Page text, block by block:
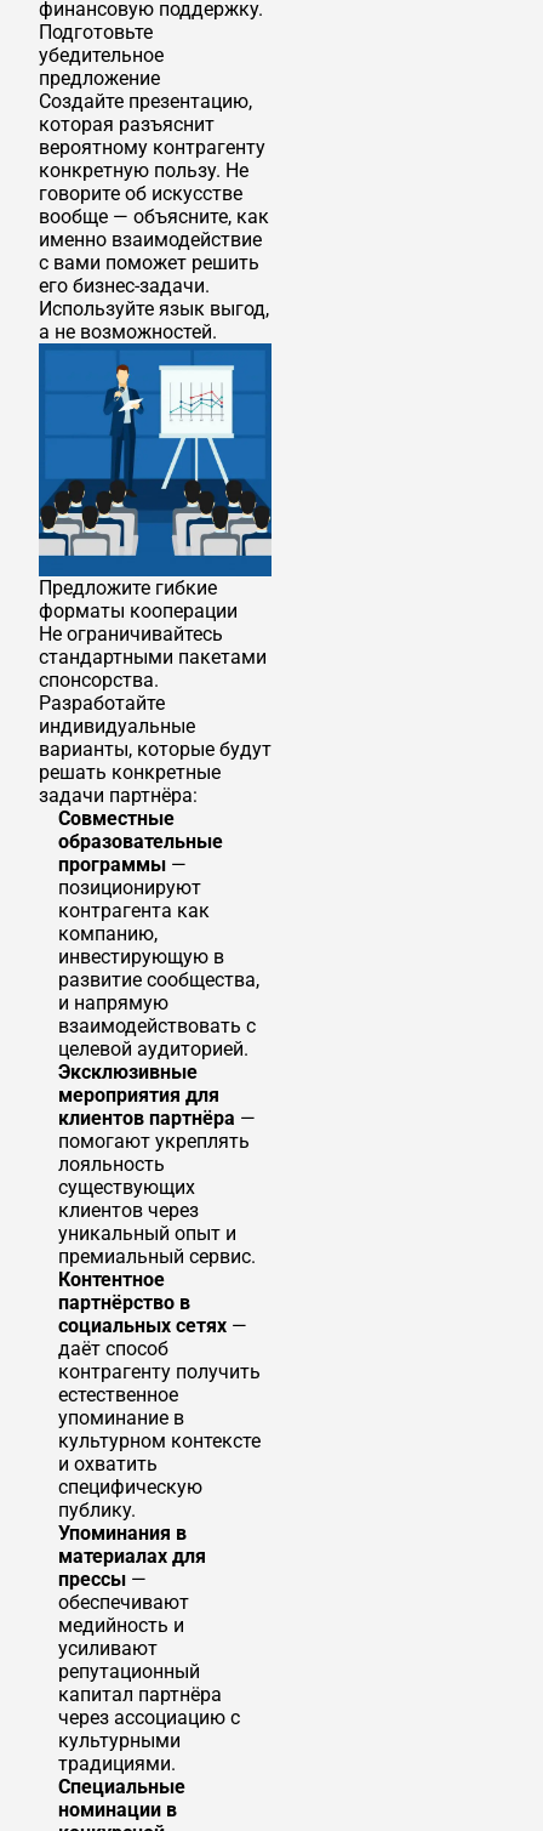
финансовую поддержку.
Подготовьте
убедительное
предложение
Создайте презентацию,
которая разъяснит
вероятному контрагенту
конкретную пользу. Не
говорите об искусстве
вообще — объясните, как
именно взаимодействие
с вами поможет решить
его бизнес-задачи.
Используйте язык выгод,
а не возможностей.
Предложите гибкие
форматы кооперации
Не ограничивайтесь
стандартными пакетами
спонсорства.
Разработайте
индивидуальные
варианты, которые будут
решать конкретные
задачи партнёра:
Совместные
образовательные
программы —
позиционируют
контрагента как
компанию,
инвестирующую в
развитие сообщества,
и напрямую
взаимодействовать с
целевой аудиторией.
Эксклюзивные
мероприятия для
клиентов партнёра —
помогают укреплять
лояльность
существующих
клиентов через
уникальный опыт и
премиальный сервис.
Контентное
партнёрство в
социальных сетях —
даёт способ
контрагенту получить
естественное
упоминание в
культурном контексте
и охватить
специфическую
публику.
Упоминания в
материалах для
прессы —
обеспечивают
медийность и
усиливают
репутационный
капитал партнёра
через ассоциацию с
культурными
традициями.
Специальные
номинации в